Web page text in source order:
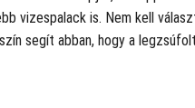
vizespalack is. Nem kell
segít abban, hogy a